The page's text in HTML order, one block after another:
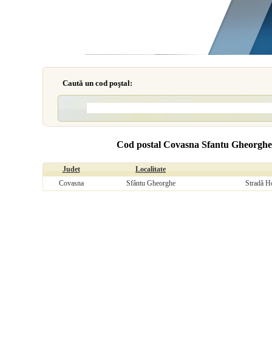
Caută un cod poştal:
Cod postal Covasna Sfantu
Judet
Localitate
Covasna
Sfântu Gheorghe Stradă